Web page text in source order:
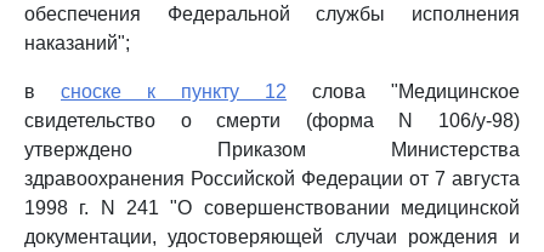
обеспечения Федеральной службы исполнения
наказаний";
в сноске к пункту 12 слова "Медицинское
свидетельство о смерти (форма N 106/у-98)
утверждено Приказом Министерства
здравоохранения Российской Федерации от 7 августа
1998 г. N 241 "О совершенствовании медицинской
документации, удостоверяющей случаи рождения и